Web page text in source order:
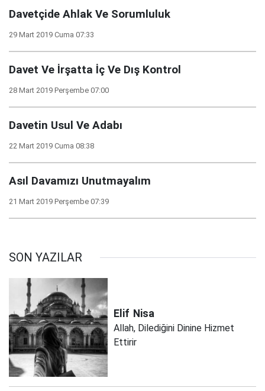
Davetçide Ahlak Ve Sorumluluk
29 Mart 2019 Cuma 07:33
Davet Ve İrşatta İç Ve Dış Kontrol
28 Mart 2019 Perşembe 07:00
Davetin Usul Ve Adabı
22 Mart 2019 Cuma 08:38
Asıl Davamızı Unutmayalım
21 Mart 2019 Perşembe 07:39
SON YAZILAR
Elif Nisa
Allah, Dilediğini Dinine Hizmet
Ettirir